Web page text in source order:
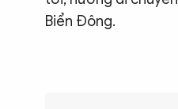
Biển Đông.